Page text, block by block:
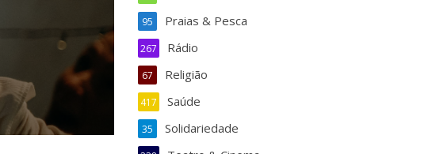
Praias & Pesca
95
Rádio
267
Religião
67
Saúde
417
Solidariedade
35